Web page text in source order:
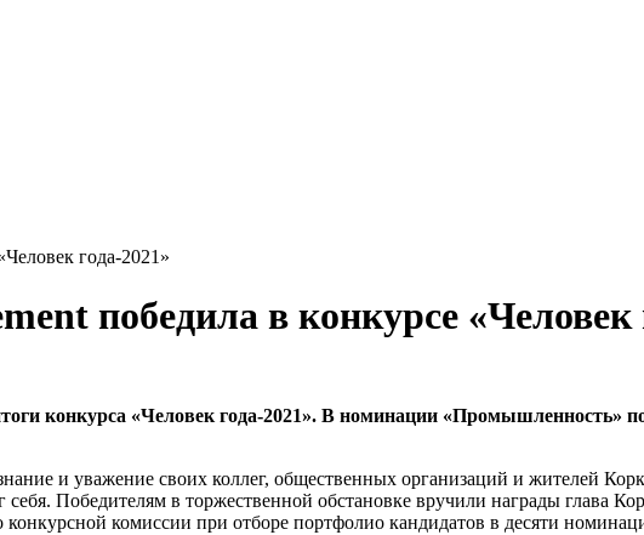
года-2021»
победила в конкурсе «Человек
конкурса «Человек года-2021». В номинации «Промышленность»
и уважение своих коллег, общественных организаций и жителей
Победителям в торжественной обстановке вручили награды глава
комиссии при отборе портфолио кандидатов в десяти